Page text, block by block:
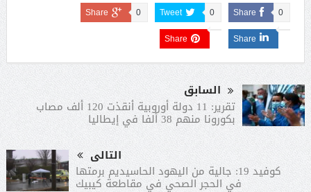
Share 0
Tweet 0
Share 0
Share
Share
السابق
تقرير: 11 دولة أوروبية أنقذت 120 ألف مصاب
بكورونا منهم 38 ألفا في إيطاليا
التالى
كوفيد 19: جالية من اليهود الحاسيديم برمتها
في الحجر الصحي في مقاطعة كيبيك